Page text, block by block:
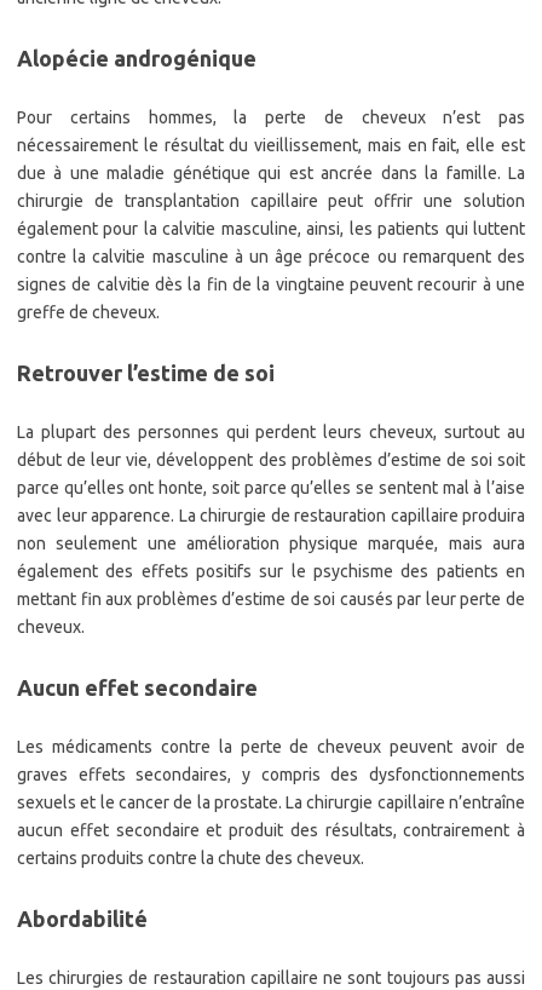
Alopécie androgénique
Pour certains hommes, la perte de cheveux n’est pas
nécessairement le résultat du vieillissement, mais en fait, elle est
due à une maladie génétique qui est ancrée dans la famille. La
chirurgie de transplantation capillaire peut offrir une solution
également pour la calvitie masculine, ainsi, les patients qui luttent
contre la calvitie masculine à un âge précoce ou remarquent des
signes de calvitie dès la fin de la vingtaine peuvent recourir à une
greffe de cheveux.
Retrouver l’estime de soi
La plupart des personnes qui perdent leurs cheveux, surtout au
début de leur vie, développent des problèmes d’estime de soi soit
parce qu’elles ont honte, soit parce qu’elles se sentent mal à l’aise
avec leur apparence. La chirurgie de restauration capillaire produira
non seulement une amélioration physique marquée, mais aura
également des effets positifs sur le psychisme des patients en
mettant fin aux problèmes d’estime de soi causés par leur perte de
cheveux.
Aucun effet secondaire
Les médicaments contre la perte de cheveux peuvent avoir de
graves effets secondaires, y compris des dysfonctionnements
sexuels et le cancer de la prostate. La chirurgie capillaire n’entraîne
aucun effet secondaire et produit des résultats, contrairement à
certains produits contre la chute des cheveux.
Abordabilité
Les chirurgies de restauration capillaire ne sont toujours pas aussi